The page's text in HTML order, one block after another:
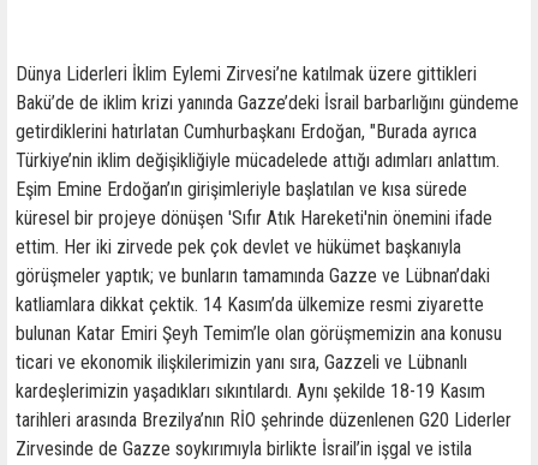
Dünya Liderleri İklim Eylemi Zirvesi’ne katılmak üzere gittikleri
Bakü’de de iklim krizi yanında Gazze’deki İsrail barbarlığını gündeme
getirdiklerini hatırlatan Cumhurbaşkanı Erdoğan, "Burada ayrıca
Türkiye’nin iklim değişikliğiyle mücadelede attığı adımları anlattım.
Eşim Emine Erdoğan’ın girişimleriyle başlatılan ve kısa sürede
küresel bir projeye dönüşen 'Sıfır Atık Hareketi'nin önemini ifade
ettim. Her iki zirvede pek çok devlet ve hükümet başkanıyla
görüşmeler yaptık; ve bunların tamamında Gazze ve Lübnan’daki
katliamlara dikkat çektik. 14 Kasım’da ülkemize resmi ziyarette
bulunan Katar Emiri Şeyh Temim’le olan görüşmemizin ana konusu
ticari ve ekonomik ilişkilerimizin yanı sıra, Gazzeli ve Lübnanlı
kardeşlerimizin yaşadıkları sıkıntılardı. Aynı şekilde 18-19 Kasım
tarihleri arasında Brezilya’nın RİO şehrinde düzenlenen G20 Liderler
Zirvesinde de Gazze soykırımıyla birlikte İsrail’in işgal ve istila